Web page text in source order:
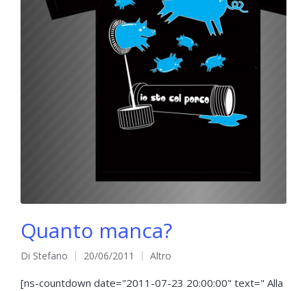
Quanto manca?
Pubblicato
da
Di Stefano 20/06/2011
Pubblicato
in
Altro
[ns-countdown date="2011-07-23 20:00:00" text=" Alla